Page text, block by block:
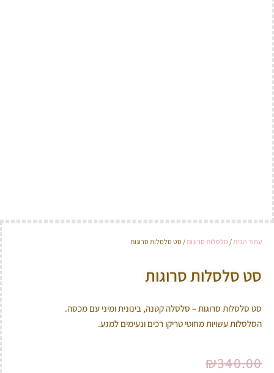
עמוד הבית/סלסלות סרוגות/ סט סלסלות סרוגות
סט סלסלות סרוגות
סט סלסלות סרוגות – סלסלה קטנה, בינונית ומיני עם מכסה.
הסלסלות עשויות מחוטי טריקו רכים ונעימים למגע.
₪340.00